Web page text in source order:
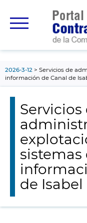
principal
2026-3-12
Servicios de
información de Canal de
Servicios
sistemas
de Isabel